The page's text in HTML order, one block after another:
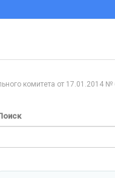
комитета от 17.01.2014 №